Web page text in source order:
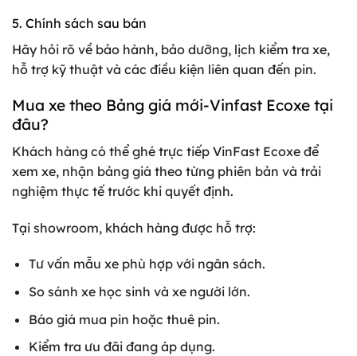
5. Chính sách sau bán
Hãy hỏi rõ về bảo hành, bảo dưỡng, lịch kiểm tra xe,
hỗ trợ kỹ thuật và các điều kiện liên quan đến pin.
Mua xe theo Bảng giá mới-Vinfast Ecoxe tại
đâu?
Khách hàng có thể ghé trực tiếp VinFast Ecoxe để
xem xe, nhận bảng giá theo từng phiên bản và trải
nghiệm thực tế trước khi quyết định.
Tại showroom, khách hàng được hỗ trợ:
Tư vấn mẫu xe phù hợp với ngân sách.
So sánh xe học sinh và xe người lớn.
Báo giá mua pin hoặc thuê pin.
Kiểm tra ưu đãi đang áp dụng.